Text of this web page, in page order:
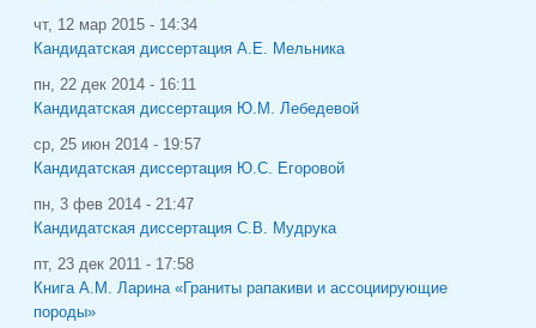
чт, 12 мар 2015 - 14:34
Кандидатская диссертация А.Е. Мельника
пн, 22 дек 2014 - 16:11
Кандидатская диссертация Ю.М. Лебедевой
ср, 25 июн 2014 - 19:57
Кандидатская диссертация Ю.С. Егоровой
пн, 3 фев 2014 - 21:47
Кандидатская диссертация С.В. Мудрука
пт, 23 дек 2011 - 17:58
Книга А.М. Ларина «Граниты рапакиви и ассоциирующие
породы»